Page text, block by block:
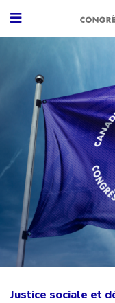
Justice sociale et